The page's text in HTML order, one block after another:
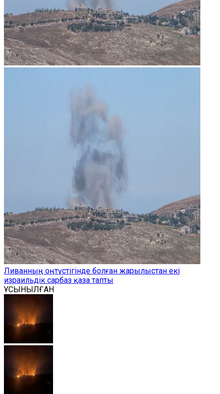
Ливанның оңтүстігінде болған жарылыстан екі
израильдік сарбаз қаза тапты
ҰСЫНЫЛҒАН